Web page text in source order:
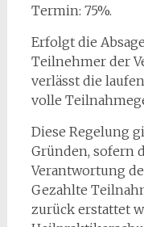
Termin: 75%.
Erfolgt die
Teilnehmer der
verlässt die
volle
Diese Regelung
Gründen, sofern
Verantwortung
Gezahlte
zurück erstattet